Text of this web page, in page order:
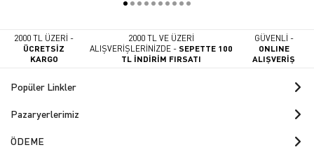
2000 TL ÜZERİ -
ÜCRETSİZ
KARGO
2000 TL VE ÜZERİ
ALIŞVERİŞLERİNİZDE -SEPETTE 100
TL İNDİRİM FIRSATI
GÜVENLİ -
ONLINE
ALIŞVERİŞ
Popüler Linkler
Pazaryerlerimiz
ÖDEME